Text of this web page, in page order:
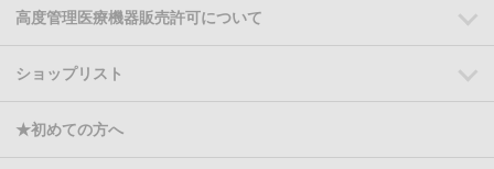
高度管理医療機器販売許可について
ショップリスト
★初めての方へ